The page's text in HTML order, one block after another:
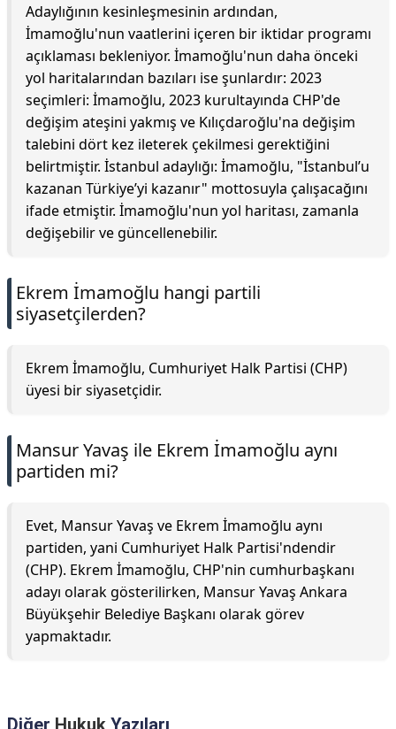
Adaylığının kesinleşmesinin ardından,
İmamoğlu'nun vaatlerini içeren bir iktidar programı
açıklaması bekleniyor. İmamoğlu'nun daha önceki
yol haritalarından bazıları ise şunlardır: 2023
seçimleri: İmamoğlu, 2023 kurultayında CHP'de
değişim ateşini yakmış ve Kılıçdaroğlu'na değişim
talebini dört kez ileterek çekilmesi gerektiğini
belirtmiştir. İstanbul adaylığı: İmamoğlu, "İstanbul’u
kazanan Türkiye’yi kazanır" mottosuyla çalışacağını
ifade etmiştir. İmamoğlu'nun yol haritası, zamanla
değişebilir ve güncellenebilir.
Ekrem İmamoğlu hangi partili
siyasetçilerden?
Ekrem İmamoğlu, Cumhuriyet Halk Partisi (CHP)
üyesi bir siyasetçidir.
Mansur Yavaş ile Ekrem İmamoğlu aynı
partiden mi?
Evet, Mansur Yavaş ve Ekrem İmamoğlu aynı
partiden, yani Cumhuriyet Halk Partisi'ndendir
(CHP). Ekrem İmamoğlu, CHP'nin cumhurbaşkanı
adayı olarak gösterilirken, Mansur Yavaş Ankara
Büyükşehir Belediye Başkanı olarak görev
yapmaktadır.
Diğer Hukuk Yazıları